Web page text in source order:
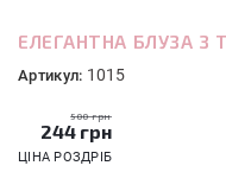
ЕЛЕГАНТНА БЛУЗА
Артикул: 1015
500 грн
244 грн
ЦІНА РОЗДРІБ